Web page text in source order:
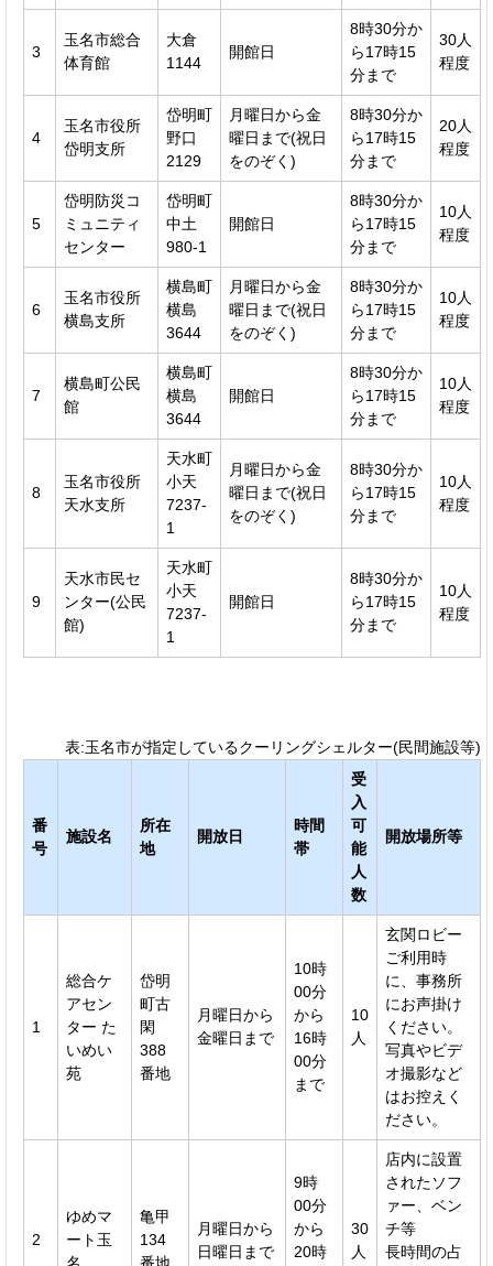
3
玉名市総合
体育館
大倉
1144
開館日
8時30分か
ら17時15
分まで
30人
程度
4
玉名市役所
岱明支所
岱明町
野口
2129
月曜日から金
曜日まで(祝日
をのぞく)
8時30分か
ら17時15
分まで
20人
程度
5
岱明防災コ
ミュニティ
センター
岱明町
中土
980-1
開館日
8時30分か
ら17時15
分まで
10人
程度
6
玉名市役所
横島支所
横島町
横島
3644
月曜日から金
曜日まで(祝日
をのぞく)
8時30分か
ら17時15
分まで
10人
程度
7
横島町公民
館
横島町
横島
3644
開館日
8時30分か
ら17時15
分まで
10人
程度
8
玉名市役所
天水支所
天水町
小天
7237-
1
月曜日から金
曜日まで(祝日
をのぞく)
8時30分か
ら17時15
分まで
10人
程度
9
天水市民セ
ンター(公民
館)
天水町
小天
7237-
1
開館日
8時30分か
ら17時15
分まで
10人
程度
表:玉名市が指定しているクーリングシェルター(民間施設等)
番
号
施設名
所在
地
開放日
時間
帯
受
入
可
能
人
数
開放場所等
1
総合ケ
アセン
ター た
いめい
苑
岱明
町古
閑
388
番地
月曜日から
金曜日まで
10時
00分
から
16時
00分
まで
10
人
玄関ロビー
ご利用時
に、事務所
にお声掛け
ください。
写真やビデ
オ撮影など
はお控えく
ださい。
2
ゆめマ
ート玉
亀甲
134
月曜日から
日曜日まで
9時
00分
から
20時
30
人
店内に設置
されたソフ
ァー、ベン
チ等
長時間の占